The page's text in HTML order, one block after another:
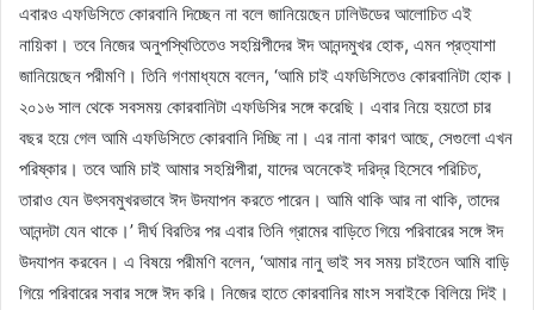
এবারও এফডিসিতে কোরবানি দিচ্ছেন না বলে জানিয়েছেন ঢালিউডের আলোচিত এই
নায়িকা। তবে নিজের অনুপস্থিতিতেও সহশিল্পীদের ঈদ আনন্দমুখর হোক, এমন প্রত্যাশা
জানিয়েছেন পরীমণি। তিনি গণমাধ্যমে বলেন, ‘আমি চাই এফডিসিতেও কোরবানিটা হোক।
২০১৬ সাল থেকে সবসময় কোরবানিটা এফডিসির সঙ্গে করেছি। এবার নিয়ে হয়তো চার
বছর হয়ে গেল আমি এফডিসিতে কোরবানি দিচ্ছি না। এর নানা কারণ আছে, সেগুলো এখন
পরিষ্কার। তবে আমি চাই আমার সহশিল্পীরা, যাদের অনেকেই দরিদ্র হিসেবে পরিচিত,
তারাও যেন উৎসবমুখরভাবে ঈদ উদযাপন করতে পারেন। আমি থাকি আর না থাকি, তাদের
আনন্দটা যেন থাকে।’ দীর্ঘ বিরতির পর এবার তিনি গ্রামের বাড়িতে গিয়ে পরিবারের সঙ্গে ঈদ
উদযাপন করবেন। এ বিষয়ে পরীমণি বলেন, ‘আমার নানু ভাই সব সময় চাইতেন আমি বাড়ি
গিয়ে পরিবারের সবার সঙ্গে ঈদ করি। নিজের হাতে কোরবানির মাংস সবাইকে বিলিয়ে দিই।